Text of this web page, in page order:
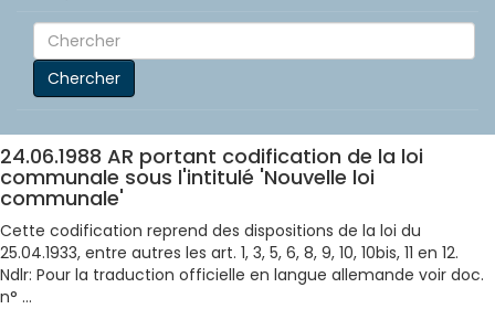
Chercher
24.06.1988 AR portant codification de la loi
communale sous l'intitulé 'Nouvelle loi
communale'
Cette codification reprend des dispositions de la loi du
25.04.1933, entre autres les art. 1, 3, 5, 6, 8, 9, 10, 10bis, 11 en 12.
Ndlr: Pour la traduction officielle en langue allemande voir doc.
n° ...